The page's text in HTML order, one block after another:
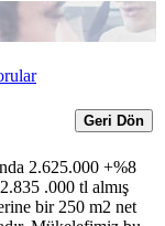
Geri Dön
2.625.000 +%8
.000 tl almış
bir 250 m2 net